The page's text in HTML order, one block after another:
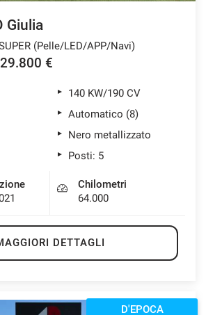
Giulia
(Pelle/LED/APP/Navi)
29.800 €
140 KW/190 CV
Automatico (8)
Nero metallizzato
Posti: 5
Chilometri
64.000
DETTAGLI
D'EPOCA